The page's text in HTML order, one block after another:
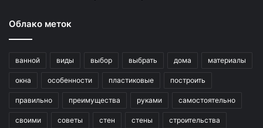
Облако меток
ванной виды выбор выбрать дома материалы
окна особенности пластиковые построить
правильно преимущества руками самостоятельно
своими советы стен стены строительства